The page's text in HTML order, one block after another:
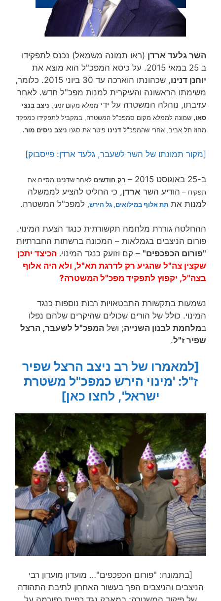
השר גלעד ארדן (ראו תמונה משמאל) נכנס לתפקידו
ב 25 במאי 2015. על כיסא המפכ"ל הוא מוצא את
יוחנן דנינו
, שכהונתו הוארכה עד 30 ביוני 2015. כלומר,
משימתו הראשונה והעיקרית למנות מפכ"ל חדש. לאחר
עזיבתו, נוהלה המשטרה על ידי ממלא מקום זמני, ניצב בנצי
סאו, שמונה לממלא מקום סמפכ"ל המשטרה, במקביל לתפקידו כמפקד
מחוז תל אביב , אחרי שהמפכ"ל דנינו פיטר את סגנו ניצב ניסים מור.
[מקור תמונתו של השר לשעבר, גלעד ארדן: פייסבוק]
ב-25 באוגוסט 2015 – רק חודשים לאחר שדנינו מסיים את
תפקידו – הודיע השר ארדן, כי החליט להציע לממשלה
למנות את תת אלוף במילואים, גל הירש, למפכ"ל המשטרה.
ההחלטה גוררת מלחמה תקשורתית כנגד הצעת המינוי.
פורום הניצבים בגמלאות – המכונה ברשתות החברתיות
"פורום הכפכפים" – קם וזועק כנגד המינוי. הכיצד יתכן
שקצין צה"ל שהגיע רק לדרגת תא"ל, ולא היה אלוף
בצה"ל, יקפוץ לתפקיד מפכ"ל המשטרה?
נשמעות בתקשורת התבטאויות רבות נוספות כנגד
המינוי. כולל של הורים שכולים שהיקרים שלהם נפלו
במלחמת לבנון השנייה; ושל המפכ"ל לשעבר, הרצל
שפיר ז"ל.
[למאמרו של רב ניצב הרצל שפיר
ז"ל: 'מינוי הירש כמפכ"ל משטרת
ישראל', לחצו כאן]
[בתמונה: "פורום הכפכפים"… מועדון מועדון רבי
הניצבים והניצבים הפך בעשור האחרון לתיבת התהודה